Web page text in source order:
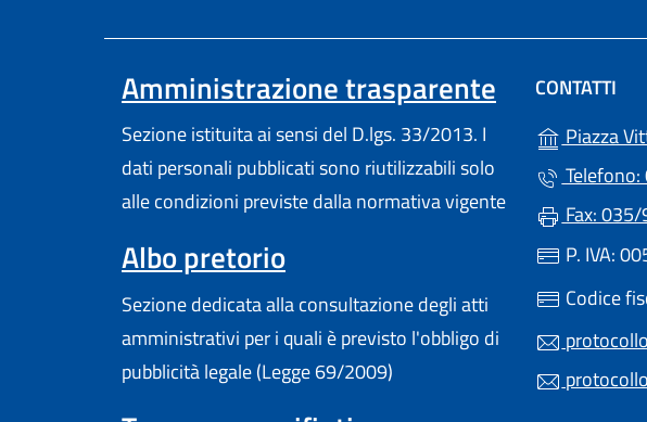
Amministrazione trasparente
Sezione istituita ai sensi del D.lgs. 33/2013. I
dati personali pubblicati sono riutilizzabili solo
alle condizioni previste dalla normativa vigente
Albo pretorio(apre in un'altra scheda).
Sezione dedicata alla consultazione degli atti
amministrativi per i quali è previsto l'obbligo di
pubblicità legale (Legge 69/2009)
CONTATTI
Piazza
Fax:
P. IVA:
Codice